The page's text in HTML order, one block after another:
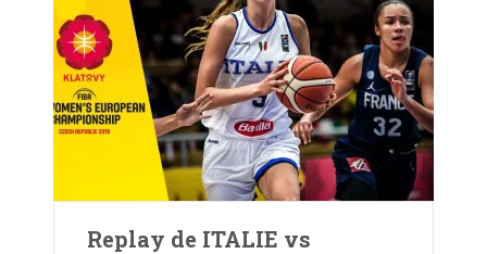
Replay de ITALIE vs